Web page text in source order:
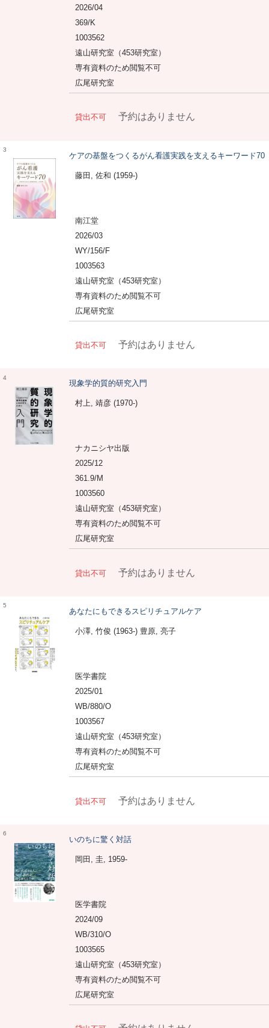
2026/04
369/K
1003562
遠山研究室（453研究室）
専有資料のため閲覧不可
広尾研究室
貸出不可 予約はありません
3
ケアの基盤をつくるがん看護実践を支えるキーワード70
藤田, 佐和 (1959-)
南江堂
2026/03
WY/156/F
1003563
遠山研究室（453研究室）
専有資料のため閲覧不可
広尾研究室
貸出不可 予約はありません
4
現象学的質的研究入門
村上, 靖彦 (1970-)
ナカニシヤ出版
2025/12
361.9/M
1003560
遠山研究室（453研究室）
専有資料のため閲覧不可
広尾研究室
貸出不可 予約はありません
5
あなたにもできるスピリチュアルケア
小澤, 竹俊 (1963-) 豊原, 亮子
医学書院
2025/01
WB/880/O
1003567
遠山研究室（453研究室）
専有資料のため閲覧不可
広尾研究室
貸出不可 予約はありません
6
いのちに驚く対話
岡田, 圭, 1959-
医学書院
2024/09
WB/310/O
1003565
遠山研究室（453研究室）
専有資料のため閲覧不可
広尾研究室